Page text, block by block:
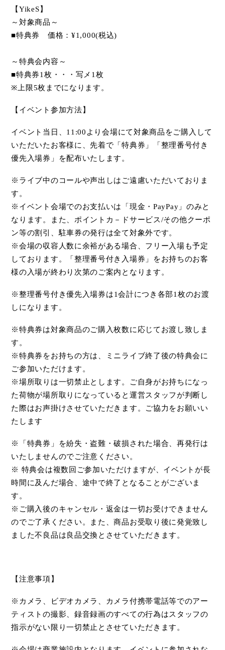
【YikeS 】
～対象商品～
■特典券 価格： ¥1,000(税込)
～特典会内容～
■特典券1枚・・・写メ 1枚
※上限5枚までになります。
【イベント参加方法】
イベント当日、 11:00 より会場にて対象商品をご購入して
いただいたお客様に、先着で「特典券」「整理番号付き
優先入場券」を配布いたします。
※ライブ中のコールや声出しはご遠慮いただいておりま
す。
※イベント会場でのお支払いは「現金・ PayPay 」のみと
なります。また、ポイントカ－ドサービス/その他クーポ
ン等の割引、駐車券の発行は全て対象外です。
※会場の収容人数に余裕がある場合、フリー入場も予定
しております。「整理番号付き入場券」をお持ちのお客
様の入場が終わり次第のご案内となります。
※整理番号付き優先入場券は1会計につき各部1 枚のお渡
しになります。
※特典券は対象商品のご購入枚数に応じてお渡し致しま
す。
※特典券をお持ちの方は、ミニライブ終了後の特典会に
ご参加いただけます。
※場所取りは一切禁止とします。ご自身がお持ちになっ
た荷物が場所取りになっていると運営スタッフが判断し
た際はお声掛けさせていただきます。ご協力をお願いい
たします
※「特典券」を紛失・盗難・破損された場合、再発行は
いたしませんのでご注意ください。
※ 特典会は複数回ご参加いただけますが、イベントが長
時間に及んだ場合、途中で終了となることがございま
す。
※ご購入後のキャンセル・返金は一切お受けできません
のでご了承ください。また、商品お受取り後に発覚致し
ました不良品は良品交換とさせていただきます。
【注意事項】
※カメラ、ビデオカメラ、カメラ付携帯電話等でのアー
ティストの撮影、録音録画のすべての行為はスタッフの
指示がない限り一切禁止とさせていただきます。